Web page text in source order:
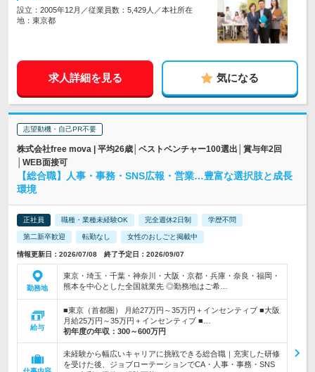
設立：2005年12月／従業員数：5,429人／本社所在
地：東京都
求人詳細を見る 気になる
志望動機・自己PR不要
株式会社free mova | 平均26歳│ベストベンチャー100選出│賞与年2回
│WEB面接可
【総合職】人事・事務・SNS広報・営業…豊富な選択肢と成長
環境
正社員 職種・業種未経験OK 完全週休2日制 学歴不問
第二新卒歓迎 転勤なし 女性のおしごと掲載中
情報更新日：2026/07/08 終了予定日：2026/09/07
勤務地
東京・埼玉・千葉・神奈川・大阪・京都・兵庫・奈良・福岡・
熊本を中心とした全国就業先 ◎勤務地はご希…
給与
■東京（首都圏） 月給27万円～35万円＋インセンティブ ■大阪
月給25万円～35万円＋インセンティブ ■…
初年度の年収： 300～600万円
未経験から幅広いキャリアに挑戦できる総合職｜充実した研修
を受けた後、ジョブローテーションでCA・人事・事務・SNS